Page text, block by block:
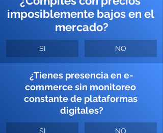
imposiblemente bajos en el
mercado?
SI NO
¿Tienes presencia en e-
commerce sin monitoreo
constante de plataformas
digitales?
SI NO